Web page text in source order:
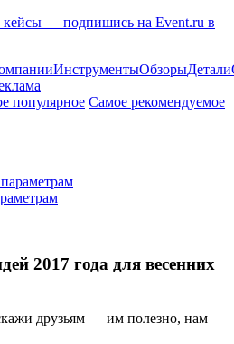
— подпишись на Event.ru в
ИнструментыОбзорыДетали
популярное Самое рекомендуемое
2017 года для весенних
друзьям — им полезно, нам